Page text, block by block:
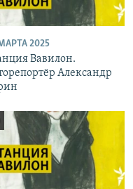
2025
Вавилон.
Александр